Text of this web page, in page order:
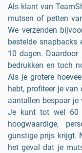
Als klant van
mutsen of petten
We verzenden
bestelde
10 dagen.
bedrukken en toch
Als je grotere
hebt, profiteer je
aantallen bespaar
Je kunt tot wel 60
hoogwaardige,
gunstige prijs krijgt.
het geval dat je